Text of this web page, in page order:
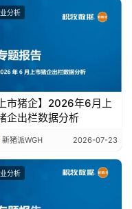
分析
上市猪企】2026年6月上
企出栏数据分析
新猪派WGH 2026-07-23
分析